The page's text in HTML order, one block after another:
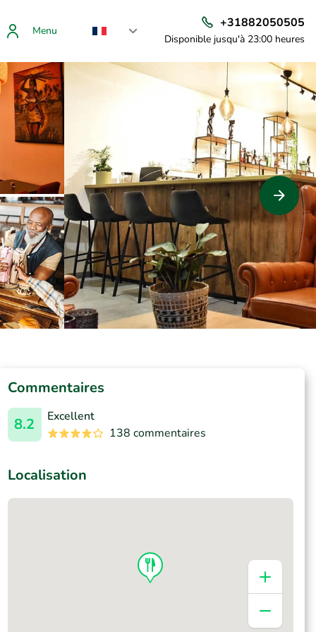
Menu
+31882050505
Disponible jusqu'à 23:00 heures
Commentaires
8.2
Excellent
138 commentaires
Localisation